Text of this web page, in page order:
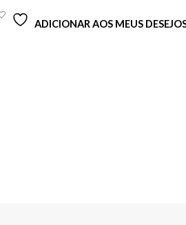
JK ADICIONAR AOS MEUS